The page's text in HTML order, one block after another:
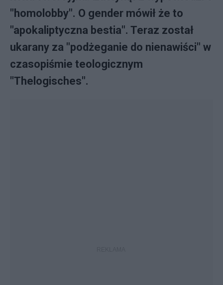
"homolobby". O gender mówił że to
"apokaliptyczna bestia". Teraz został
ukarany za "podżeganie do nienawiści" w
czasopiśmie teologicznym
"Thelogisches".